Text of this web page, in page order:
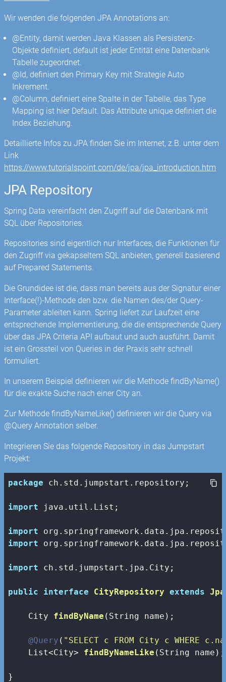
Wir wenden die folgenden JPA Annotations an:
@Entity, damit werden Java Klassen als Persistenz-
Objekte definiert, default ist jeder Entität eine Datenbank
Tabelle zugeordnet.
@Id, definiert den Primary Key mit Strategie Auto
Inkrement.
@Column, definiert eine Spalte in der Tabelle, das Type
Mapping ist hier Default. Das Attribute unique definiert die
Index Beziehung.
Detaillierte Infos zu JPA finden Sie im Internet, z.B. unter dem
Link
https://www.tutorialspoint.com/de/jpa/jpa_introduction.htm
JPA Repository
Spring Data vereinfacht den Zugriff auf die Datenbank mit
SQL über Repositories.
Repositories sind eigentlich nur Interfaces, die Funktionen für
den Zugriff via gekapseltem SQL anbieten, generell basierend
auf Prepared Statements.
Die Grundidee ist die, dass man bereits aus der Signatur einer
Interface(!)-Methode den bzw. die Namen des/der Query-
Parameter ableiten kann. Spring liefert zur Laufzeit eine
entsprechende Implementierung, die die entsprechende Query
über das JPA Criteria API aufbaut und auch ausführt. Damit
ist ein Grossteil von Queries in der Praxis sehr schnell
formuliert.
In unserem Beispiel definieren wir die Methode findByName()
für die exakte Suche nach einer City an.
Zur Methode findByNameLike() definieren wir die Query via
@Query Annotation selber.
Integrieren Sie das folgende Repository in das Jumpstart
Projekt:
package ch.std.jumpstart.repository;
import java.util.List;
import
import
import ch.std.jumpstart.jpa.City;
public interface CityRepository extends
City findByName (String name) ;
@Query ( "SELECT c FROM City c WHERE
List<City> findByNameLike (String name) ;
}